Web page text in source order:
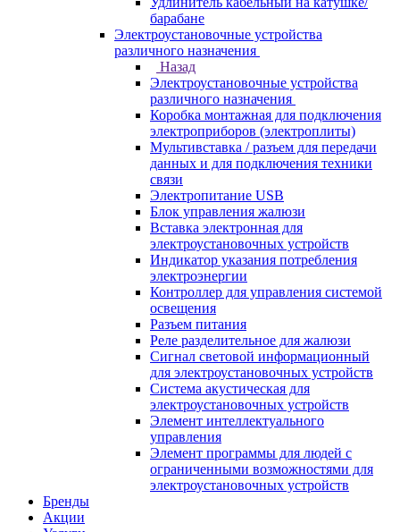
барабане
Электроустановочные устройства
различного назначения
Назад
Электроустановочные устройства
различного назначения
Коробка монтажная для подключения
электроприборов (электроплиты)
Мультивставка / разъем для передачи
данных и для подключения техники
связи
Электропитание USB
Блок управления жалюзи
Вставка электронная для
электроустановочных устройств
Индикатор указания потребления
электроэнергии
Контроллер для управления системой
освещения
Разъем питания
Реле разделительное для жалюзи
Сигнал световой информационный
для электроустановочных устройств
Система акустическая для
электроустановочных устройств
Элемент интеллектуального
управления
Элемент программы для людей с
ограниченными возможностями для
электроустановочных устройств
Бренды
Акции